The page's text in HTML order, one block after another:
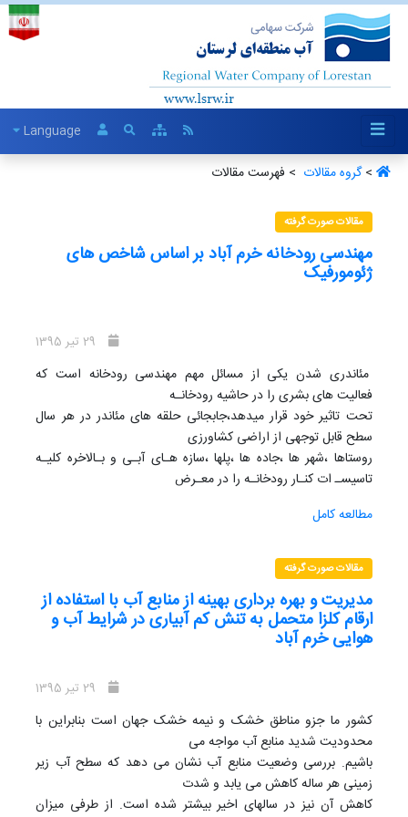
Language
>گروه مقالات ‏ > فهرست مقالات
مقالات صورت گرفته
مهندسی رودخانه خرم آباد بر اساس شاخص های
ژئومورفیک
مئاندری شدن یکی از مسائل مهم مهندسی رودخانه است که
فعالیت های بشری را در حاشیه رودخانـه
تحت تاثیر خود قرار میدهد،جابجائی حلقه های مئاندر در هر سال
سطح قابل توجهی از اراضی کشاورزی
روستاها ،شهر ها ،جاده ها ،پلها ،سازه هـای آبـی و بـالاخره کلیـه
تاسیسـ ات کنـار رودخانـه را در معـرض
مطالعـات مورفولـوژی اسـت کـه بـه بیـان
تغییر شکل ها و تغییر مکان رودخانـه در
طول زمان می پردازد. محدوده اصلی مورد مطالعه رودخانه خرم آباد
از محل تنگ شبیخون درشاخه رباط
تا پایین دست رودخانه خرم آباد در چم انجیربه طول 31 کیلومتر مـی
باشـد شـاخص مئانـدری بـودن ایـن
متعدد اجرا شده در کرانه های آن حاکی از یک توسعه نامتوازن
است. اما نکته قابـل توجـه در ایـن زمینـه
که بیشتر مورد توجه برنامه ریزان فضایی است معضلات حریم
رودخانه ای و نحـوه تعیـین آن اسـت زیـرا
غالبا حریم رودخانه ها بر اساس ضرائب انسانی مانند ابعاد اتومبیل
مطالعه کامل
مقالات صورت گرفته
مدیریت و بهره برداری بهینه از منابع آب با استفاده از
ارقام کلزا متحمل به تنش کم آبیاری در شرایط آب و
هوایی خرم آباد
کشور ما جزو مناطق خشک و نیمه خشک جهان است بنابراین با
محدودیت شدید منابع آب مواجه می
باشیم. بررسی وضعیت منابع آب نشان می دهد که سطح آب زیر
زمینی هر ساله کاهش می یابد و شدت
کاهش آن نیز در سالهای اخیر بیشتر شده است. از طرفی میزان